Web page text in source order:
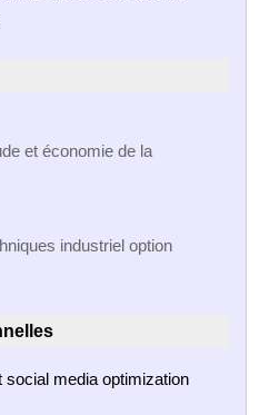
et économie de la
industriel option
social media optimization